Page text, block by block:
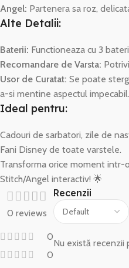
Angel: Partenera sa roz,
Alte Detalii:
Baterii: Functioneaza cu 3
Recomandare de Varsta:
Usor de Curatat: Se poate
a-si mentine aspectul impecabil.
Ideal pentru:
Cadouri de sarbatori, zile de
Fani Disney de toate varstele.
Transforma orice moment intr-
Stitch/Angel interactiv! 🌟
0 reviews
0
0
Recenzii
Nu există recenzii